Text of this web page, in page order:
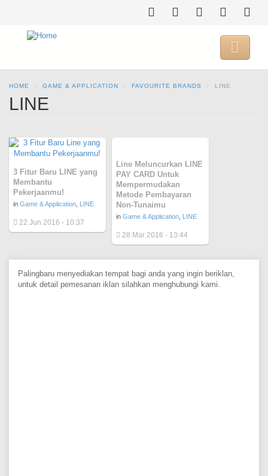

HOME GAME & APPLICATION FAVOURITE BRANDS LINE
LINE
3 Fitur Baru LINE yang
Membantu
Pekerjaanmu!
in Game & Application LINE
22 Jun 2016 - 10:37
Line Meluncurkan LINE
PAY CARD Untuk
Mempermudakan
Metode Pembayaran
Non-Tunaimu
in Game & Application LINE
28 Mar 2016 - 13:44
Palingbaru menyediakan tempat bagi anda yang ingin beriklan,
untuk detail pemesanan iklan silahkan menghubungi kami.